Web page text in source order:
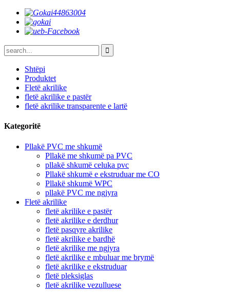
Shtëpi
Produktet
Fletë akrilike
fletë akrilike e pastër
fletë akrilike transparente e lartë
Kategoritë
Pllakë PVC me shkumë
Pllakë me shkumë pa PVC
pllakë shkumë celuka pvc
Pllakë shkumë e ekstruduar me CO
Pllakë shkumë WPC
pllakë PVC me ngjyra
Fletë akrilike
fletë akrilike e pastër
fletë akrilike e derdhur
fletë pasqyre akrilike
fletë akrilike e bardhë
fletë akrilike me ngjyra
fletë akrilike e mbuluar me brymë
fletë akrilike e ekstruduar
fletë pleksiglas
fletë akrilike vezulluese